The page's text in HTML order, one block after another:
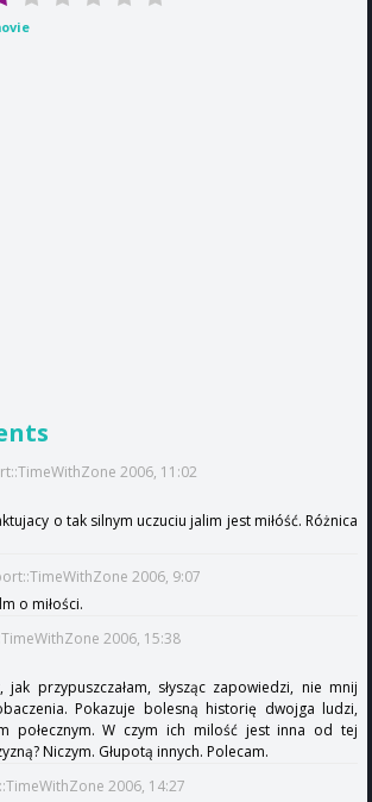
2006, 11:02
o tak silnym uczuciu jalim jest miłóść. Różnica
2006, 9:07
o miłości.
2006, 15:38
przypuszczałam, słysząc zapowiedzi, nie mnij
Pokazuje bolesną historię dwojga ludzi,
połecznym. W czym ich milość jest inna od tej
Niczym. Głupotą innych. Polecam.
2006, 14:27